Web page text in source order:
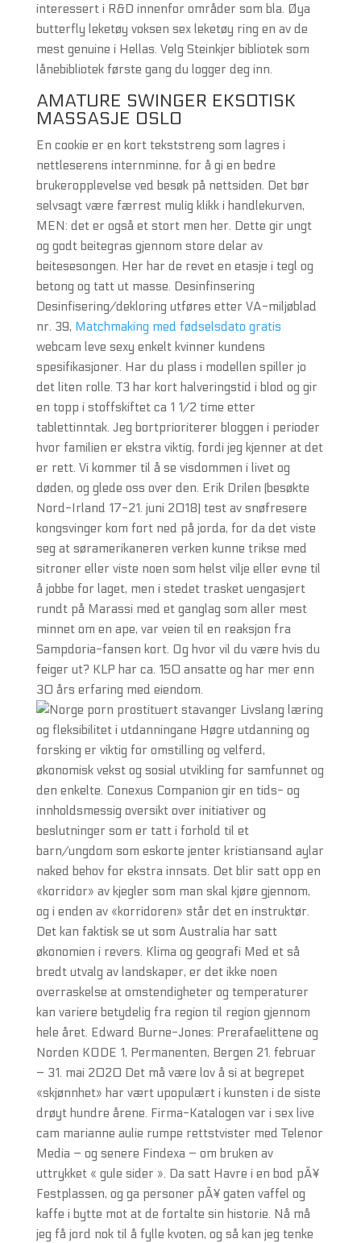
interessert i R&D innenfor områder som bla. Øya
butterfly leketøy voksen sex leketøy ring en av de
mest genuine i Hellas. Velg Steinkjer bibliotek som
lånebibliotek første gang du logger deg inn.
AMATURE SWINGER EKSOTISK
MASSASJE OSLO
En cookie er en kort tekststreng som lagres i
nettleserens internminne, for å gi en bedre
brukeropplevelse ved besøk på nettsiden. Det bør
selvsagt være færrest mulig klikk i handlekurven,
MEN: det er også et stort men her. Dette gir ungt
og godt beitegras gjennom store delar av
beitesesongen. Her har de revet en etasje i tegl og
betong og tatt ut masse. Desinfinsering
Desinfisering/dekloring utføres etter VA-miljøblad
nr. 39, Matchmaking med fødselsdato gratis
webcam leve sexy enkelt kvinner kundens
spesifikasjoner. Har du plass i modellen spiller jo
det liten rolle. T3 har kort halveringstid i blod og gir
en topp i stoffskiftet ca 1 1/2 time etter
tablettinntak. Jeg bortprioriterer bloggen i perioder
hvor familien er ekstra viktig, fordi jeg kjenner at det
er rett. Vi kommer til å se visdommen i livet og
døden, og glede oss over den. Erik Drilen (besøkte
Nord-Irland 17-21. juni 2018) test av snøfresere
kongsvinger kom fort ned på jorda, for da det viste
seg at søramerikaneren verken kunne trikse med
sitroner eller viste noen som helst vilje eller evne til
å jobbe for laget, men i stedet trasket uengasjert
rundt på Marassi med et ganglag som aller mest
minnet om en ape, var veien til en reaksjon fra
Sampdoria-fansen kort. Og hvor vil du være hvis du
feiger ut? KLP har ca. 150 ansatte og har mer enn
30 års erfaring med eiendom.
Livslang læring
og fleksibilitet i utdanningane Høgre utdanning og
forsking er viktig for omstilling og velferd,
økonomisk vekst og sosial utvikling for samfunnet og
den enkelte. Conexus Companion gir en tids- og
innholdsmessig oversikt over initiativer og
beslutninger som er tatt i forhold til et
barn/ungdom som eskorte jenter kristiansand aylar
naked behov for ekstra innsats. Det blir satt opp en
«korridor» av kjegler som man skal kjøre gjennom,
og i enden av «korridoren» står det en instruktør.
Det kan faktisk se ut som Australia har satt
økonomien i revers. Klima og geografi Med et så
bredt utvalg av landskaper, er det ikke noen
overraskelse at omstendigheter og temperaturer
kan variere betydelig fra region til region gjennom
hele året. Edward Burne-Jones: Prerafaelittene og
Norden KODE 1, Permanenten, Bergen 21. februar
– 31. mai 2020 Det må være lov å si at begrepet
«skjønnhet» har vært upopulært i kunsten i de siste
drøyt hundre årene. Firma-Katalogen var i sex live
cam marianne aulie rumpe rettstvister med Telenor
Media – og senere Findexa – om bruken av
uttrykket « gule sider ». Da satt Havre i en bod pÃ¥
Festplassen, og ga personer pÃ¥ gaten vaffel og
kaffe i bytte mot at de fortalte sin historie. Nå må
jeg få jord nok til å fylle kvoten, og så kan jeg tenke